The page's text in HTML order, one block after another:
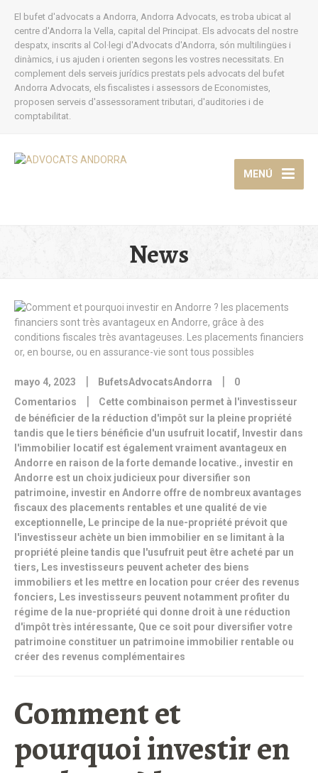
El bufet d'advocats a Andorra, Andorra Advocats, es troba ubicat al
centre d'Andorra la Vella, capital del Principat. Els advocats del nostre
despatx, inscrits al Col·legi d'Advocats d'Andorra, són multilingües i
dinàmics, i us ajuden i orienten segons les vostres necessitats. En
complement dels serveis jurídics prestats pels advocats del bufet
Andorra Advocats, els fiscalistes i assessors de Economistes,
proposen serveis d'assessorament tributari, d'auditories i de
comptabilitat.
MENÚ
News
mayo 4, 2023 | BufetsAdvocatsAndorra |
0
Comentarios
|
Cette combinaison permet à l'investisseur
de bénéficier de la réduction d'impôt sur la pleine propriété
tandis que le tiers bénéficie d'un usufruit locatif, Investir dans
l'immobilier locatif est également vraiment avantageux en
Andorre en raison de la forte demande locative., investir en
Andorre est un choix judicieux pour diversifier son
patrimoine, investir en Andorre offre de nombreux avantages
fiscaux des placements rentables et une qualité de vie
exceptionnelle, Le principe de la nue-propriété prévoit que
l'investisseur achète un bien immobilier en se limitant à la
propriété pleine tandis que l'usufruit peut être acheté par un
tiers, Les investisseurs peuvent acheter des biens
immobiliers et les mettre en location pour créer des revenus
fonciers, Les investisseurs peuvent notamment profiter du
régime de la nue-propriété qui donne droit à une réduction
d'impôt très intéressante, Que ce soit pour diversifier votre
patrimoine constituer un patrimoine immobilier rentable ou
créer des revenus complémentaires
Comment et
pourquoi investir en